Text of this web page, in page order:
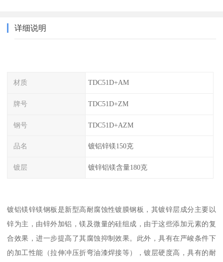
详细说明
材质 TDC51D+AM
牌号 TDC51D+ZM
钢号 TDC51D+AZM
品名 镀铝锌镁150克
镀层 镀锌铝镁含量180克
镀铝镁锌镁钢板是新型高耐腐蚀性镀膜钢板，其镀锌层成分主要以
锌为主，由锌外加铝，镁及微量的硅组成，由于这些添加元素的复
合效果，进一步提高了其腐蚀抑制效果。此外，具有在严峻条件下
的加工性能（拉伸冲压折弯油漆焊接等），镀层硬度高，具有的耐